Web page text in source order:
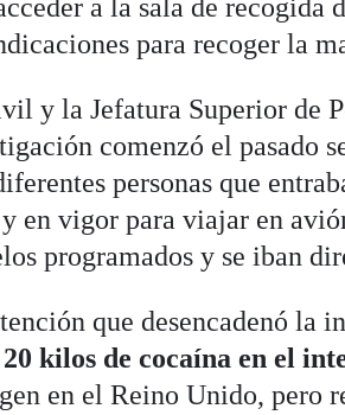
a la sala de recogida
para recoger la
y la Jefatura Superior de
comenzó el pasado
personas que
en vigor para viajar en
programados y se iban
que desencadenó la
kilos de cocaína en el
en el Reino Unido, pero